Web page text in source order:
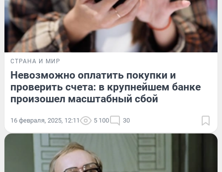
СТРАНА И МИР
Невозможно оплатить покупки и
проверить счета: в крупнейшем банке
произошел масштабный сбой
16 февраля, 2025, 12:11 5 100 30